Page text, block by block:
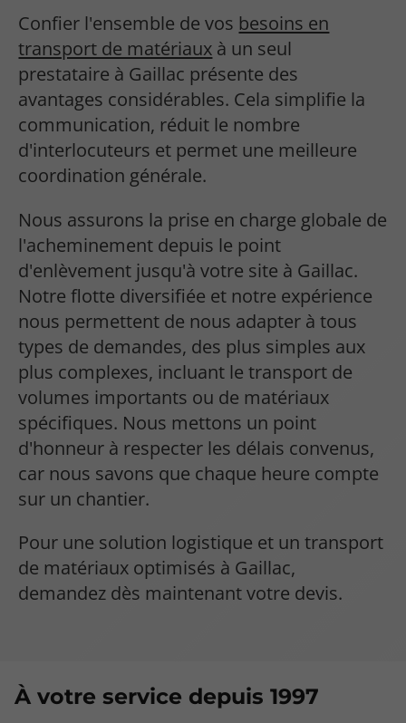
Confier l'ensemble de vos besoins en
transport de matériaux à un seul
prestataire à Gaillac présente des
avantages considérables. Cela simplifie la
communication, réduit le nombre
d'interlocuteurs et permet une meilleure
coordination générale.
Nous assurons la prise en charge globale de
l'acheminement depuis le point
d'enlèvement jusqu'à votre site à Gaillac.
Notre flotte diversifiée et notre expérience
nous permettent de nous adapter à tous
types de demandes, des plus simples aux
plus complexes, incluant le transport de
volumes importants ou de matériaux
spécifiques. Nous mettons un point
d'honneur à respecter les délais convenus,
car nous savons que chaque heure compte
sur un chantier.
Pour une solution logistique et un transport
de matériaux optimisés à Gaillac,
demandez dès maintenant votre devis.
À votre service depuis 1997